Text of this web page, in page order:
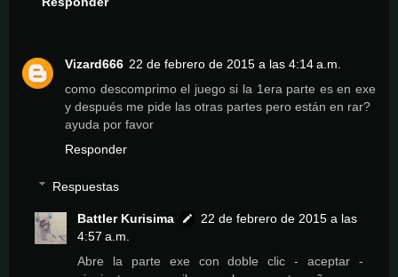
Vizard666 22 de febrero de 2015 a las 4:14 a.m.
como descomprimo el juego si la 1era parte es en exe
y después me pide las otras partes pero están en rar?
ayuda por favor
Responder
Respuestas
Battler Kurisima
22 de febrero de 2015 a las
4:57 a.m.
Abre la parte exe con doble clic - aceptar -